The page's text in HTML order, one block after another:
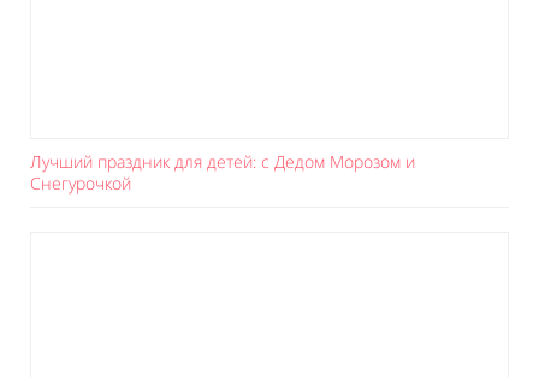
Лучший праздник для детей: с Дедом Морозом и
Снегурочкой